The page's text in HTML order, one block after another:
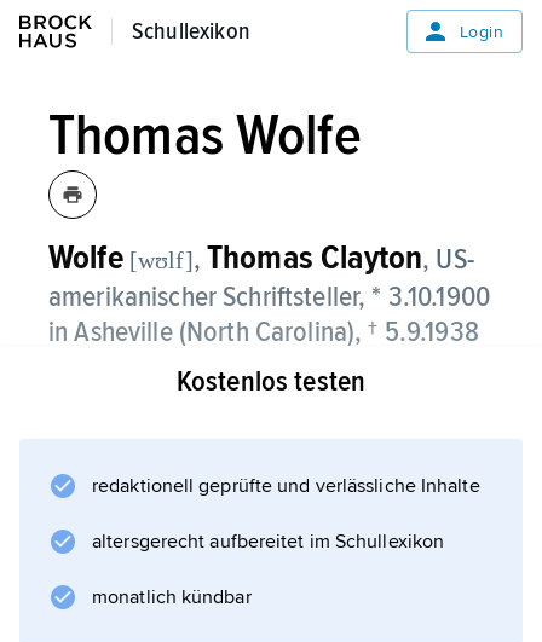
Schullexikon
Schullexikon Login
Thomas Wolfe
Wolfe [wʊlf],Thomas Clayton, US-
amerikanischer Schriftsteller, * 3.10.1900
in Asheville (North Carolina), † 5.9.1938
in Baltimore (Maryland).
John Steinbeck
Ernest Hemingway
zu den meistgelesenen amerikanischen
Schriftstellern der 1920er- und 1930er-Jahre.
Kostenlos testen
redaktionell geprüfte und verlässliche Inhalte
altersgerecht aufbereitet im Schullexikon
monatlich kündbar